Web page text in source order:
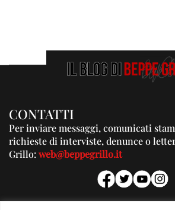
CONTATTI
Per inviare messaggi, comunicati
richieste di interviste, denunce o
Grillo:web@beppegrillo.it